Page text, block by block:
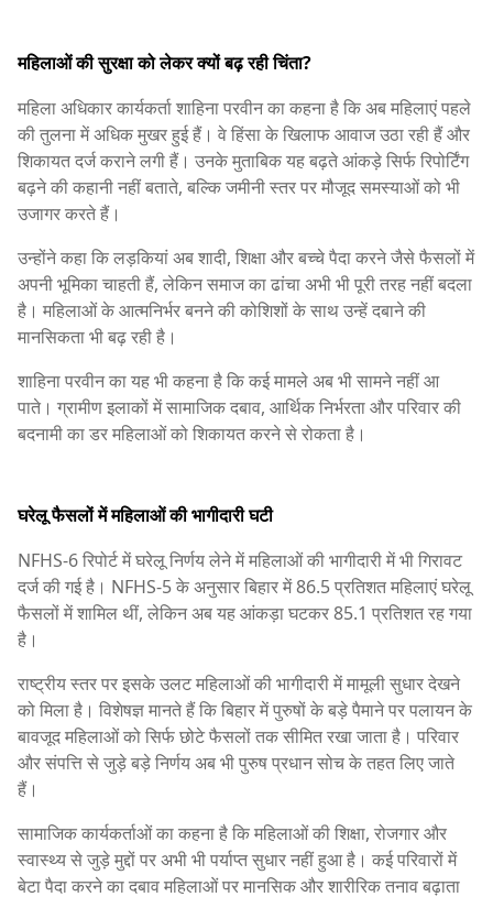
महिलाओं की सुरक्षा को लेकर क्यों बढ़ रही चिंता?
महिला अधिकार कार्यकर्ता शाहिना परवीन का कहना है कि अब महिलाएं पहले
की तुलना में अधिक मुखर हुई हैं। वे हिंसा के खिलाफ आवाज उठा रही हैं और
शिकायत दर्ज कराने लगी हैं। उनके मुताबिक यह बढ़ते आंकड़े सिर्फ रिपोर्टिंग
बढ़ने की कहानी नहीं बताते, बल्कि जमीनी स्तर पर मौजूद समस्याओं को भी
उजागर करते हैं।
उन्होंने कहा कि लड़कियां अब शादी, शिक्षा और बच्चे पैदा करने जैसे फैसलों में
अपनी भूमिका चाहती हैं, लेकिन समाज का ढांचा अभी भी पूरी तरह नहीं बदला
है। महिलाओं के आत्मनिर्भर बनने की कोशिशों के साथ उन्हें दबाने की
मानसिकता भी बढ़ रही है।
शाहिना परवीन का यह भी कहना है कि कई मामले अब भी सामने नहीं आ
पाते। ग्रामीण इलाकों में सामाजिक दबाव, आर्थिक निर्भरता और परिवार की
बदनामी का डर महिलाओं को शिकायत करने से रोकता है।
घरेलू फैसलों में महिलाओं की भागीदारी घटी
NFHS-6 रिपोर्ट में घरेलू निर्णय लेने में महिलाओं की भागीदारी में भी गिरावट
दर्ज की गई है। NFHS-5 के अनुसार बिहार में 86.5 प्रतिशत महिलाएं घरेलू
फैसलों में शामिल थीं, लेकिन अब यह आंकड़ा घटकर 85.1 प्रतिशत रह गया
है।
राष्ट्रीय स्तर पर इसके उलट महिलाओं की भागीदारी में मामूली सुधार देखने
को मिला है। विशेषज्ञ मानते हैं कि बिहार में पुरुषों के बड़े पैमाने पर पलायन के
बावजूद महिलाओं को सिर्फ छोटे फैसलों तक सीमित रखा जाता है। परिवार
और संपत्ति से जुड़े बड़े निर्णय अब भी पुरुष प्रधान सोच के तहत लिए जाते
हैं।
सामाजिक कार्यकर्ताओं का कहना है कि महिलाओं की शिक्षा, रोजगार और
स्वास्थ्य से जुड़े मुद्दों पर अभी भी पर्याप्त सुधार नहीं हुआ है। कई परिवारों में
बेटा पैदा करने का दबाव महिलाओं पर मानसिक और शारीरिक तनाव बढ़ाता